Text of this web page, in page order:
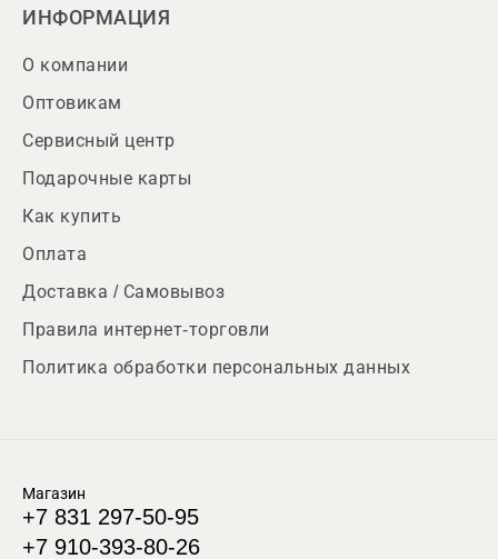
ИНФОРМАЦИЯ
О компании
Оптовикам
Сервисный центр
Подарочные карты
Как купить
Оплата
Доставка / Самовывоз
Правила интернет-торговли
Политика обработки персональных данных
Магазин
+7 831 297-50-95
+7 910-393-80-26